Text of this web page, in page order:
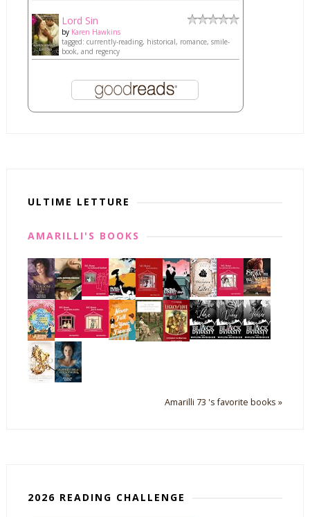
Lord Sin
by Karen Hawkins
tagged: currently-reading, historical, romance, smile-
book, and regency
ULTIME LETTURE
AMARILLI'S BOOKS
Amarilli 73 's favorite books »
2026 READING CHALLENGE